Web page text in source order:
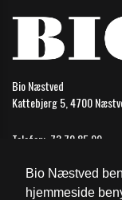
Bio Næstved
hjemmeside
Bio Næstved
Kattebjerg 5, 4700
Telefon: 73 70 85 99
Åbningstider